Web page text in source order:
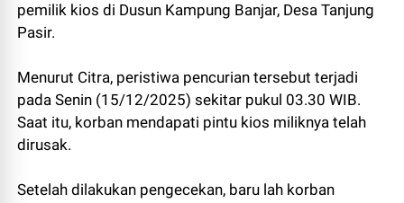
pemilik kios di Dusun Kampung Banjar, Desa Tanjung
Pasir.
Menurut Citra, peristiwa pencurian tersebut terjadi
pada Senin (15/12/2025) sekitar pukul 03.30 WIB.
Saat itu, korban mendapati pintu kios miliknya telah
dirusak.
Setelah dilakukan pengecekan, baru lah korban